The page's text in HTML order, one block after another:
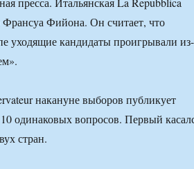
Фийона. Он считает, что
уходящие кандидаты проигрывали из-
накануне выборов публикует
одинаковых вопросов. Первый
стран.